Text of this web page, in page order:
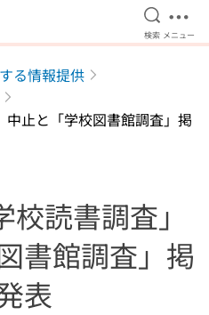
検索を
検索 メ
メニュー
る情報提供
止と「学校図書館調査」掲
読書調査」
書館調査」掲
表